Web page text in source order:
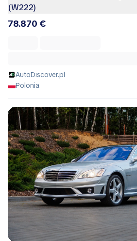
(W222)
78.870 €
AutoDiscover.pl
Polonia